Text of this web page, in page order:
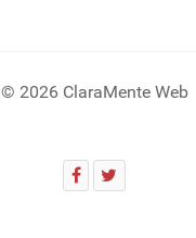
© 2026 ClaraMente Web